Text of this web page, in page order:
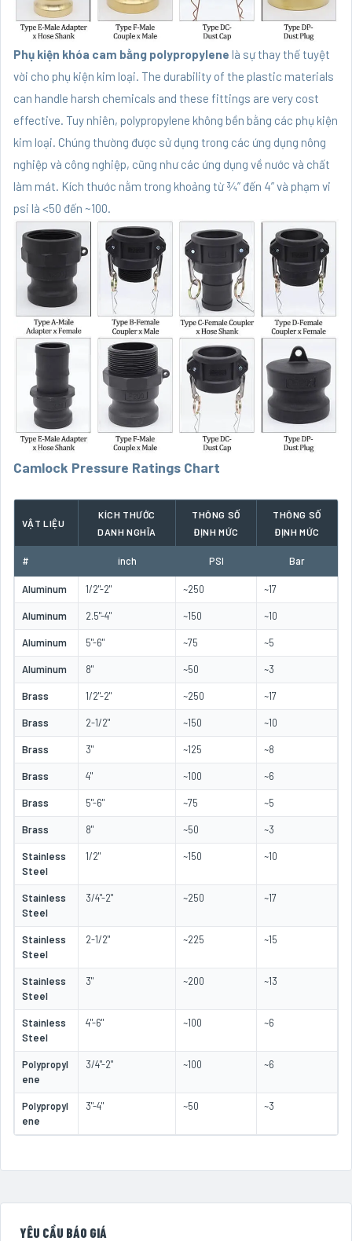
Phụ kiện khóa cam bằng polypropylene là sự thay thế tuyệt
vời cho phụ kiện kim loại. The durability of the plastic materials
can handle harsh chemicals and these fittings are very cost
effective. Tuy nhiên, polypropylene không bền bằng các phụ kiện
kim loại. Chúng thường được sử dụng trong các ứng dụng nông
nghiệp và công nghiệp, cũng như các ứng dụng về nước và chất
làm mát. Kích thước nằm trong khoảng từ ¾” đến 4” và phạm vi
psi là <50 đến ~100.
Camlock Pressure Ratings Chart
VẬT LIỆU
KÍCH THƯỚC
DANH NGHĨA
THÔNG SỐ
ĐỊNH MỨC
THÔNG SỐ
ĐỊNH MỨC
# inch PSI Bar
Aluminum 1/2"-2" ~250 ~17
Aluminum 2.5"-4" ~150 ~10
Aluminum 5"-6" ~75 ~5
Aluminum 8" ~50 ~3
Brass 1/2"-2" ~250 ~17
Brass 2-1/2" ~150 ~10
Brass 3" ~125 ~8
Brass 4" ~100 ~6
Brass 5"-6" ~75 ~5
Brass 8" ~50 ~3
Stainless
Steel
1/2" ~150 ~10
Stainless
Steel
3/4"-2" ~250 ~17
Stainless
Steel
2-1/2" ~225 ~15
Stainless
Steel
3" ~200 ~13
Stainless
Steel
4"-6" ~100 ~6
Polypropyl
ene
3/4"-2" ~100 ~6
Polypropyl
ene
3"-4" ~50 ~3
YÊU CẦU BÁO GIÁ